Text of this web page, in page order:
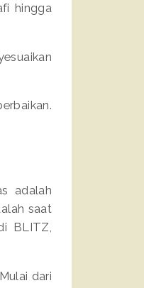
hingga
adalah
saat
BLITZ,
dari